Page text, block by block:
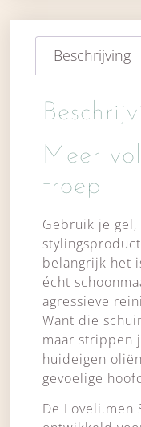
Beschrijving
Meer
troep
Gebruik je
belangrijk het
écht
agressieve
Want die
maar strippen
huideigen
gevoelige
De Loveli.men